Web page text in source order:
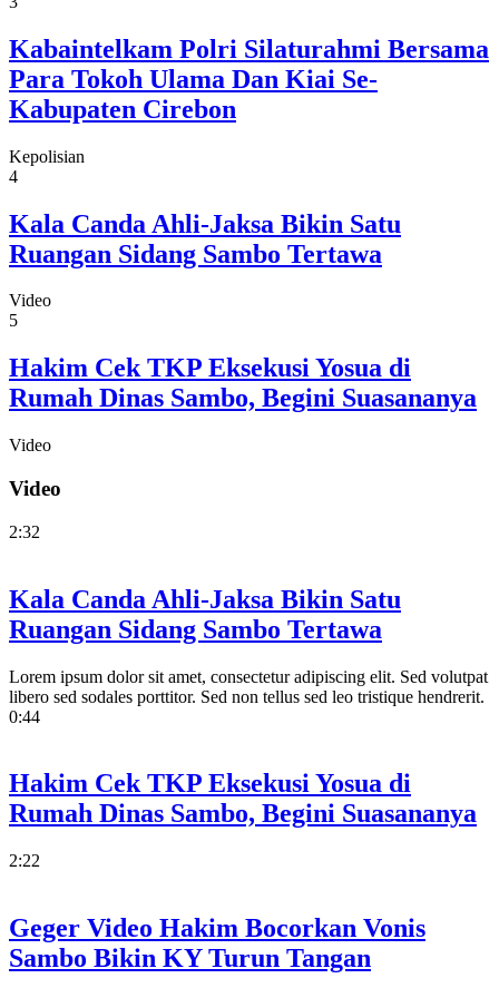
Kabaintelkam Polri Silaturahmi Bersama
Para Tokoh Ulama Dan Kiai Se-
Kabupaten Cirebon
Kepolisian
4
Kala Canda Ahli-Jaksa Bikin Satu
Ruangan Sidang Sambo Tertawa
Video
5
Hakim Cek TKP Eksekusi Yosua di
Rumah Dinas Sambo, Begini Suasananya
Video
Video
2:32
Kala Canda Ahli-Jaksa Bikin Satu
Ruangan Sidang Sambo Tertawa
Lorem ipsum dolor sit amet, consectetur adipiscing elit. Sed volutpat
libero sed sodales porttitor. Sed non tellus sed leo tristique hendrerit.
0:44
Hakim Cek TKP Eksekusi Yosua di
Rumah Dinas Sambo, Begini Suasananya
2:22
Geger Video Hakim Bocorkan Vonis
Sambo Bikin KY Turun Tangan